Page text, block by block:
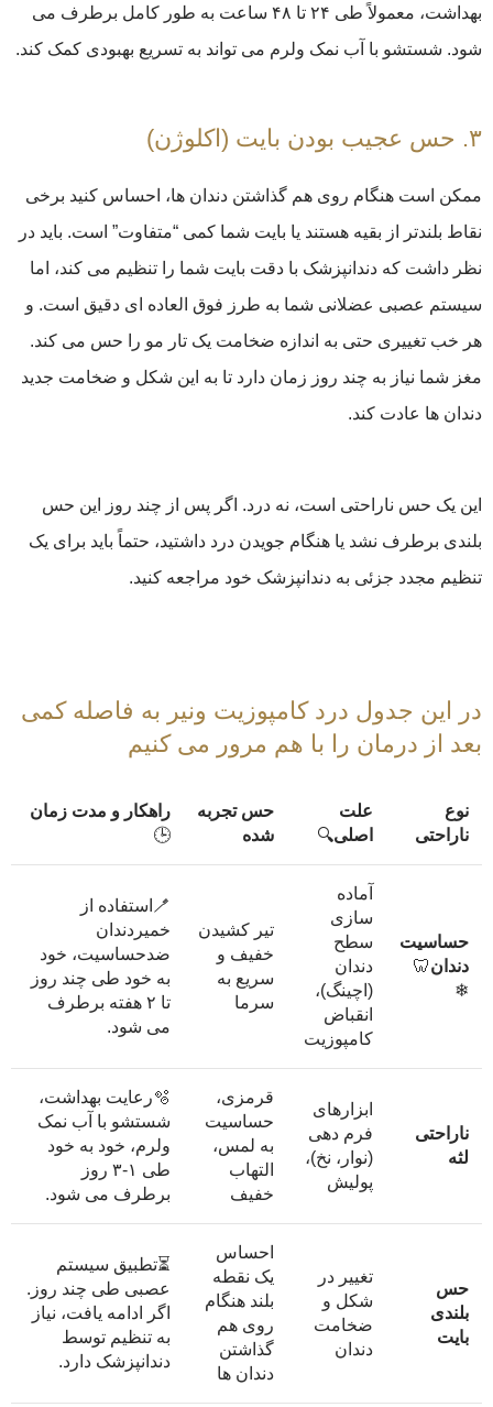
بهداشت، معمولاً طی ۲۴ تا ۴۸ ساعت به طور کامل برطرف می
شود. شستشو با آب نمک ولرم می تواند به تسریع بهبودی کمک کند.
۳. حس عجیب بودن بایت (اکلوژن)
ممکن است هنگام روی هم گذاشتن دندان ها، احساس کنید برخی
نقاط بلندتر از بقیه هستند یا بایت شما کمی “متفاوت” است. باید در
نظر داشت که دندانپزشک با دقت بایت شما را تنظیم می کند، اما
سیستم عصبی عضلانی شما به طرز فوق العاده ای دقیق است. و
هر خب تغییری حتی به اندازه ضخامت یک تار مو را حس می کند.
مغز شما نیاز به چند روز زمان دارد تا به این شکل و ضخامت جدید
دندان ها عادت کند.
این یک حس ناراحتی است، نه درد. اگر پس از چند روز این حس
بلندی برطرف نشد یا هنگام جویدن درد داشتید، حتماً باید برای یک
تنظیم مجدد جزئی به دندانپزشک خود مراجعه کنید.
در این جدول درد کامپوزیت ونیر به فاصله کمی
بعد از درمان را با هم مرور می کنیم
نوع
ناراحتی
علت
اصلی🔍
حس تجربه
شده
راهکار و مدت زمان
🕒
حساسیت
دندان🦷
❄
آماده
سازی
سطح
دندان
(اچینگ)،
انقباض
کامپوزیت
تیر کشیدن
خفیف و
سریع به
سرما
🪥استفاده از
خمیردندان
ضدحساسیت، خود
به خود طی چند روز
تا ۲ هفته برطرف
می شود.
ناراحتی
لثه
ابزارهای
فرم دهی
(نوار، نخ)،
پولیش
قرمزی،
حساسیت
به لمس،
التهاب
خفیف
🫧رعایت بهداشت،
شستشو با آب نمک
ولرم، خود به خود
طی ۱-۳ روز
برطرف می شود.
حس
بلندی
بایت
تغییر در
شکل و
ضخامت
دندان
احساس
یک نقطه
بلند هنگام
روی هم
گذاشتن
دندان ها
⏳تطبیق سیستم
عصبی طی چند روز.
اگر ادامه یافت، نیاز
به تنظیم توسط
دندانپزشک دارد.